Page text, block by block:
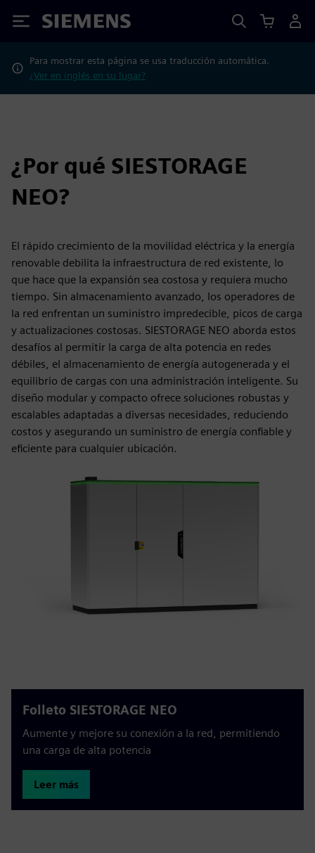
Siemens
Para mostrar esta página se usa traducción automática.
¿Ver en inglés en su lugar?
¿Por qué SIESTORAGE
NEO?
El rápido crecimiento de la movilidad eléctrica y la energía
renovable debilita la infraestructura de red existente, lo
que hace que la expansión sea costosa y requiera mucho
tiempo. Sin almacenamiento avanzado, los operadores de
la red enfrentan un suministro impredecible, picos de carga
y actualizaciones costosas. SIESTORAGE NEO aborda estos
desafíos al permitir la carga de alta potencia en redes
débiles, el almacenamiento de energía autogenerada y el
equilibrio de cargas con una administración inteligente. Su
diseño modular y compacto ofrece soluciones robustas y
escalables adaptadas a diversas necesidades, reduciendo
costos y asegurando un suministro de energía confiable y
eficiente para cualquier ubicación.
Folleto SIESTORAGE NEO
Aumente y mejore su conexión a la red, permitiendo
una carga de alta potencia
Leer más